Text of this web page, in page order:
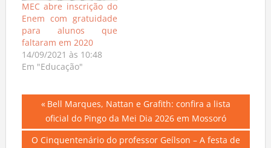
MEC abre inscrição do
Enem com gratuidade
para alunos que
faltaram em 2020
14/09/2021 às 10:48
Em "Educação"
Navegação
de
Previous
Post:
Bell Marques, Nattan e Grafith: confira a lista
oficial do Pingo da Mei Dia 2026 em Mossoró
Next
O Cinquentenário do professor Geílson – A festa de